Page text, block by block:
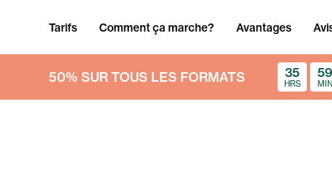
Tarifs Comment ça marche? Avantages
50% SUR TOUS LES FORMATS 35
HRS
59
MIN